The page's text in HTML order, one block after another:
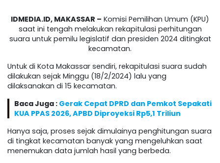
IDMEDIA.ID, MAKASSAR – Komisi Pemilihan Umum (KPU)
saat ini tengah melakukan rekapitulasi perhitungan
suara untuk pemilu legislatif dan presiden 2024 ditingkat
kecamatan.
Untuk di Kota Makassar sendiri, rekapitulasi suara sudah
dilakukan sejak Minggu (18/2/2024) lalu yang
dilaksanakan di 15 kecamatan.
Baca Juga : Gerak Cepat DPRD dan Pemkot Sepakati
KUA PPAS 2026, APBD Diproyeksi Rp5,1 Triliun
Hanya saja, proses sejak dimulainya penghitungan suara
di tingkat kecamatan banyak yang mengeluhkan saat
menemukan data jumlah hasil yang berbeda.